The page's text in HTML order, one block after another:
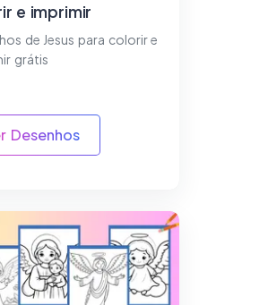
e imprimir
de Jesus para colorir e
grátis
Desenhos